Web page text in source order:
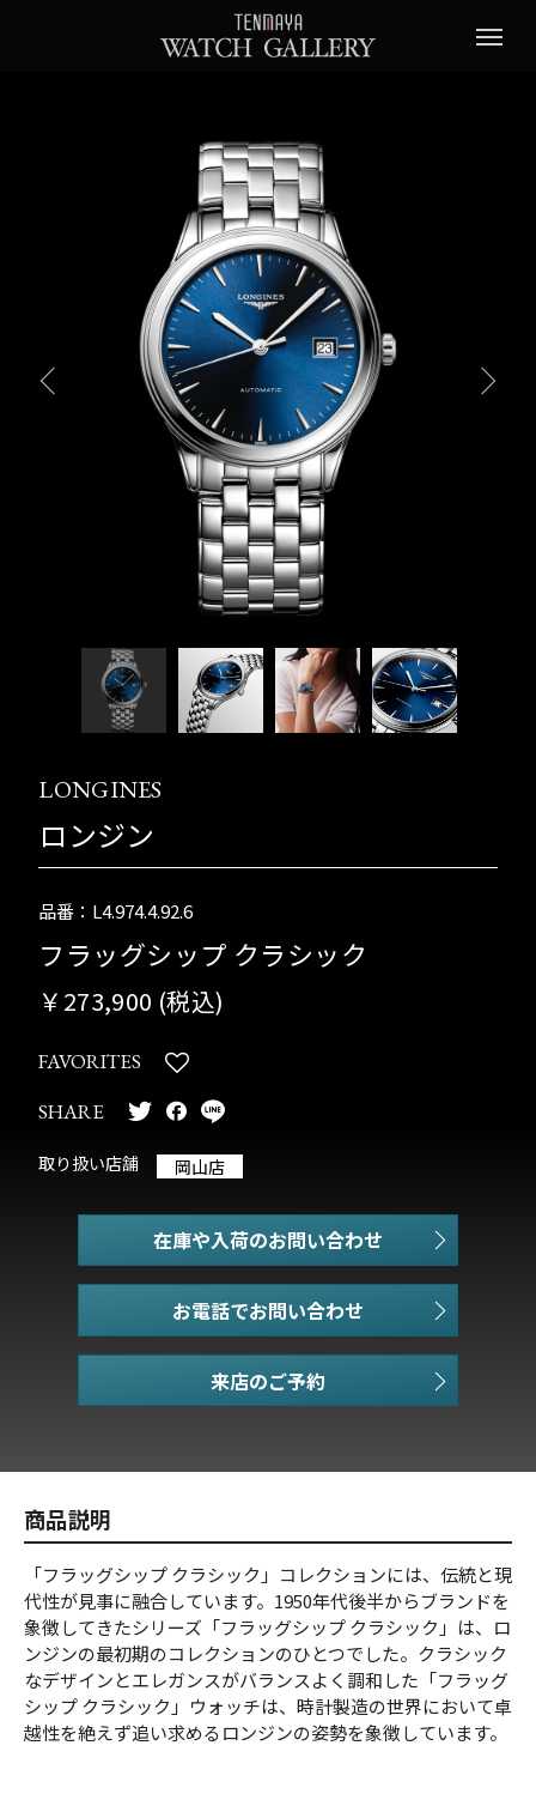
LONGINES
ロンジン
品番：L4.974.4.92.6
フラッグシップ クラシック
￥273,900 (税込)
FAVORITES
SHARE
取り扱い店舗 岡山店
在庫や入荷のお問い合わせ
お電話でお問い合わせ
商品説明
「フラッグシップ クラシック」コレクションには、伝統と現
代性が見事に融合しています。1950年代後半からブランドを
象徴してきたシリーズ「フラッグシップ クラシック」は、ロ
ンジンの最初期のコレクションのひとつでした。クラシック
なデザインとエレガンスがバランスよく調和した「フラッグ
シップ クラシック」ウォッチは、時計製造の世界において卓
越性を絶えず追い求めるロンジンの姿勢を象徴しています。